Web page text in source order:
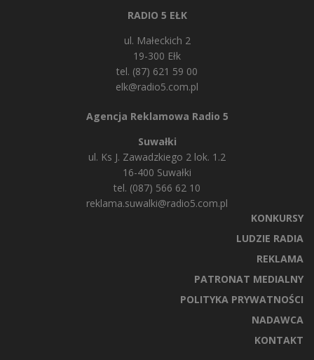
RADIO 5 EŁK
ul. Małeckich 2
19-300 Ełk
tel. (87) 621 59 00
elk@radio5.com.pl
Agencja Reklamowa Radio 5
Suwałki
ul. Ks J. Zawadzkiego 2 lok. 1.2
16-400 Suwałki
tel. (087) 566 62 10
reklama.suwalki@radio5.com.pl
KONKURSY
LUDZIE RADIA
REKLAMA
PATRONAT MEDIALNY
POLITYKA PRYWATNOŚCI
NADAWCA
KONTAKT